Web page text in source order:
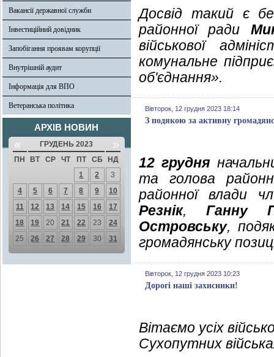
Вакансії державної служби
Інвестиційний довідник
Запобігання проявам корупції
Внутрішній аудит
Інформація для ВПО
Ветеранська політика
АРХІВ НОВИН
« ГРУДЕНЬ 2023 »
ПН ВТ СР ЧТ ПТ СБ
НД
1
2
3
4
5 6 7 8 9
10
11
12 13 14 15 16
17
18
19 20 21 22 23
24
25
26 27 28 29 30 31
Досвід такий є
районної ради
військової
комунальне
об'єднання».
Вівторок, 12 грудня 2023 18:14
З подякою за активну
12 грудня
та голова
районної влади
Резнік, Ганну
Островську,
громадянську
Вівторок, 12 грудня 2023 10:23
Дорогі наші захисники!
Вітаємо усіх
Сухопутних